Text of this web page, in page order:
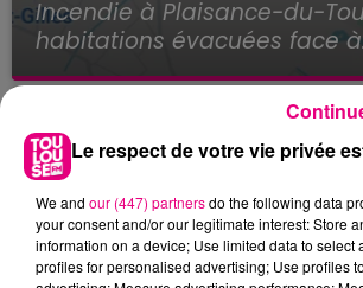
Incendie à Plaisance-du-
habitations évacuées face
Le respect de votre vie privée
We and our (447) partnersdo the following data
your consent and/or our legitimate interest: Store
information on a device; Use limited data to select
profiles for personalised advertising; Use profiles